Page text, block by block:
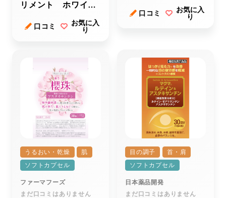
リメント ホワイト
口コミ
お気に入
り
口コミ
お気に入
り
うるおい・乾燥
肌
ソフトカプセル
ファーマフーズ
まだ口コミはありません
目の調子
首・肩
ソフトカプセル
日本薬品開発
まだ口コミはありません